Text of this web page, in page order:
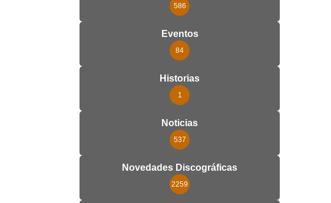
586
Eventos
84
Historias
1
Noticias
537
Novedades Discográficas
2259